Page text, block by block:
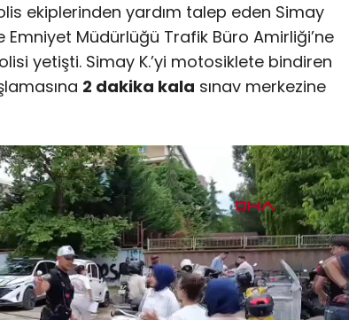
ekiplerinden yardım talep eden Simay
Emniyet Müdürlüğü Trafik Büro Amirliği’ne
yetişti. Simay K.’yi motosiklete bindiren
2 dakika kala sınav merkezine